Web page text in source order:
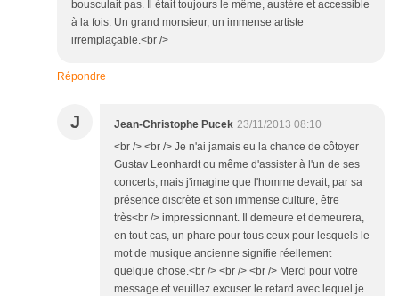
bousculait pas. Il était toujours le même, austère et accessible
à la fois. Un grand monsieur, un immense artiste
irremplaçable.<br />
Répondre
J Jean-Christophe Pucek 23/11/2013 08:10
<br /> <br /> Je n'ai jamais eu la chance de côtoyer
Gustav Leonhardt ou même d'assister à l'un de ses
concerts, mais j'imagine que l'homme devait, par sa
présence discrète et son immense culture, être
très<br /> impressionnant. Il demeure et demeurera,
en tout cas, un phare pour tous ceux pour lesquels le
mot de musique ancienne signifie réellement
quelque chose.<br /> <br /> <br /> Merci pour votre
message et veuillez excuser le retard avec lequel je